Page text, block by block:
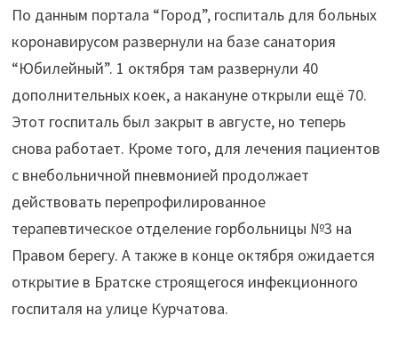
По данным портала “Город”, госпиталь для больных
коронавирусом развернули на базе санатория
“Юбилейный”. 1 октября там развернули 40
дополнительных коек, а накануне открыли ещё 70.
Этот госпиталь был закрыт в августе, но теперь
снова работает. Кроме того, для лечения пациентов
с внебольничной пневмонией продолжает
действовать перепрофилированное
терапевтическое отделение горбольницы №3 на
Правом берегу. А также в конце октября ожидается
открытие в Братске строящегося инфекционного
госпиталя на улице Курчатова.